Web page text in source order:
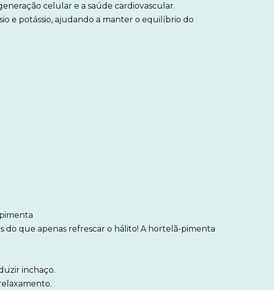
celular e a saúde cardiovascular.
e potássio, ajudando a manter o equilíbrio do
do que apenas refrescar o hálito! A hortelã-pimenta
inchaço.